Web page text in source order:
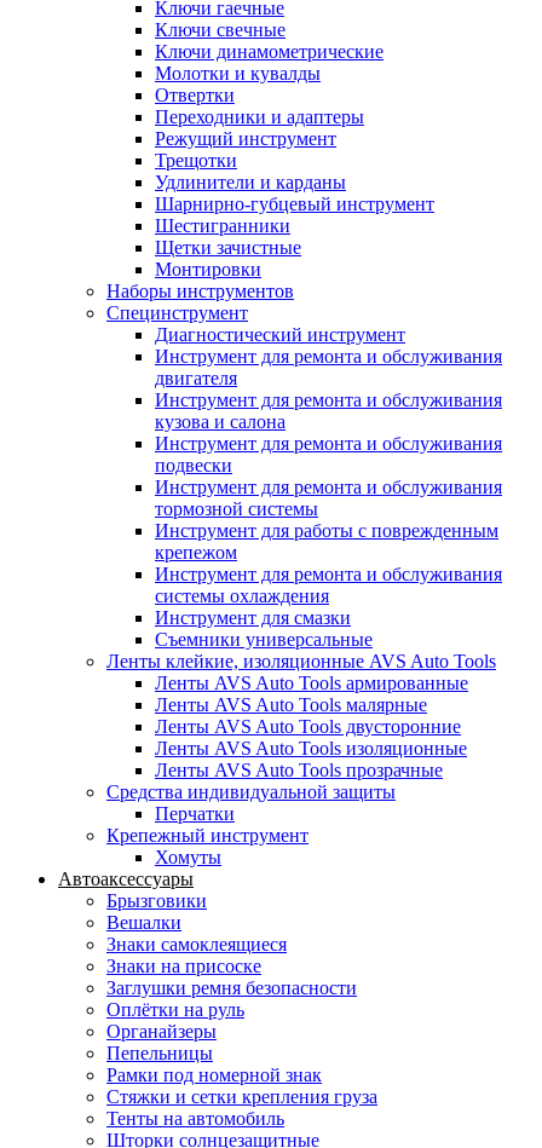
Ключи гаечные
Ключи свечные
Ключи динамометрические
Молотки и кувалды
Отвертки
Переходники и адаптеры
Режущий инструмент
Трещотки
Удлинители и карданы
Шарнирно-губцевый инструмент
Шестигранники
Щетки зачистные
Монтировки
Наборы инструментов
Специнструмент
Диагностический инструмент
Инструмент для ремонта и обслуживания
двигателя
Инструмент для ремонта и обслуживания
кузова и салона
Инструмент для ремонта и обслуживания
подвески
Инструмент для ремонта и обслуживания
тормозной системы
Инструмент для работы с поврежденным
крепежом
Инструмент для ремонта и обслуживания
системы охлаждения
Инструмент для смазки
Съемники универсальные
Ленты клейкие, изоляционные AVS Auto Tools
Ленты AVS Auto Tools армированные
Ленты AVS Auto Tools малярные
Ленты AVS Auto Tools двусторонние
Ленты AVS Auto Tools изоляционные
Ленты AVS Auto Tools прозрачные
Средства индивидуальной защиты
Перчатки
Крепежный инструмент
Хомуты
Автоаксессуары
Брызговики
Вешалки
Знаки самоклеящиеся
Знаки на присоске
Заглушки ремня безопасности
Оплётки на руль
Органайзеры
Пепельницы
Рамки под номерной знак
Стяжки и сетки крепления груза
Тенты на автомобиль
Шторки солнцезащитные